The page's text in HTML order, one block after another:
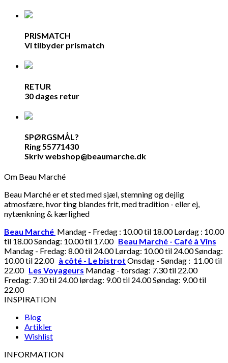
PRISMATCH
Vi tilbyder prismatch
RETUR
30 dages retur
SPØRGSMÅL?
Ring 55771430
Skriv webshop@beaumarche.dk
Om Beau Marché
Beau Marché er et sted med sjæl, stemning og dejlig
atmosfære, hvor ting blandes frit, med tradition - eller ej,
nytænkning & kærlighed
Beau Marché Mandag - Fredag : 10.00 til 18.00 Lørdag : 10.00
til 18.00 Søndag: 10.00 til 17.00 Beau Marché - Café à Vins
Mandag - Fredag: 8.00 til 24.00 Lørdag: 10.00 til 24.00 Søndag:
10.00 til 22.00 à côté - Le bistrot Onsdag - Søndag : 11.00 til
22.00 Les Voyageurs Mandag - torsdag: 7.30 til 22.00
Fredag: 7.30 til 24.00 lørdag: 9.00 til 24.00 Søndag: 9.00 til
22.00
INSPIRATION
Blog
Artikler
Wishlist
INFORMATION